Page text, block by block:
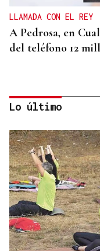
LLAMADA CON EL REY
A Pedrosa, en
del teléfono 12
OU-1018
Un camión queda
Lo último